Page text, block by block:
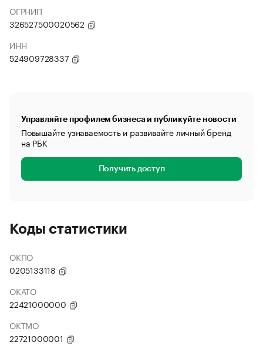
ОГРНИП
326527500020562
ИНН
524909728337
Управляйте профилем бизнеса и публикуйте новости
Повышайте узнаваемость и развивайте личный бренд
на РБК
Получить доступ
Коды статистики
ОКПО
0205133118
ОКАТО
22421000000
ОКТМО
22721000001